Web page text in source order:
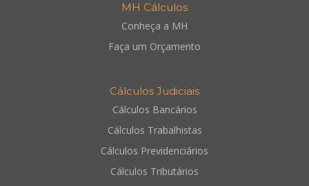
MH Cálculos
Conheça a MH
Faça um Orçamento
Cálculos Judiciais
Cálculos Bancários
Cálculos Trabalhistas
Cálculos Previdenciários
Cálculos Tributários